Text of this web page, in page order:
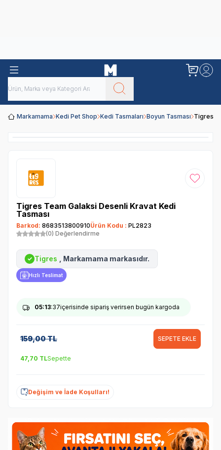
Markamama Kedi Pet Shop Kedi Tasmaları Boyun Tasması Tigres
Favoriye
Tigres Team Galaksi Desenli Kravat Kedi
Tasması
Barkod: 8683513800910Ürün Kodu : PL2823
(0) Değerlendirme
✓ Tigres , Markamama markasıdır.
Hızlı Teslimat
05:13:37içerisinde sipariş verirsen bugün kargoda
159,00TL SEPETE EKLE
47,70 TLSepette
Değişim ve İade Koşulları!